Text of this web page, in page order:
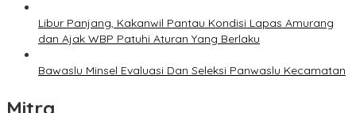
Libur Panjang, Kakanwil Pantau Kondisi Lapas Amurang
dan Ajak WBP Patuhi Aturan Yang Berlaku
Bawaslu Minsel Evaluasi Dan Seleksi Panwaslu Kecamatan